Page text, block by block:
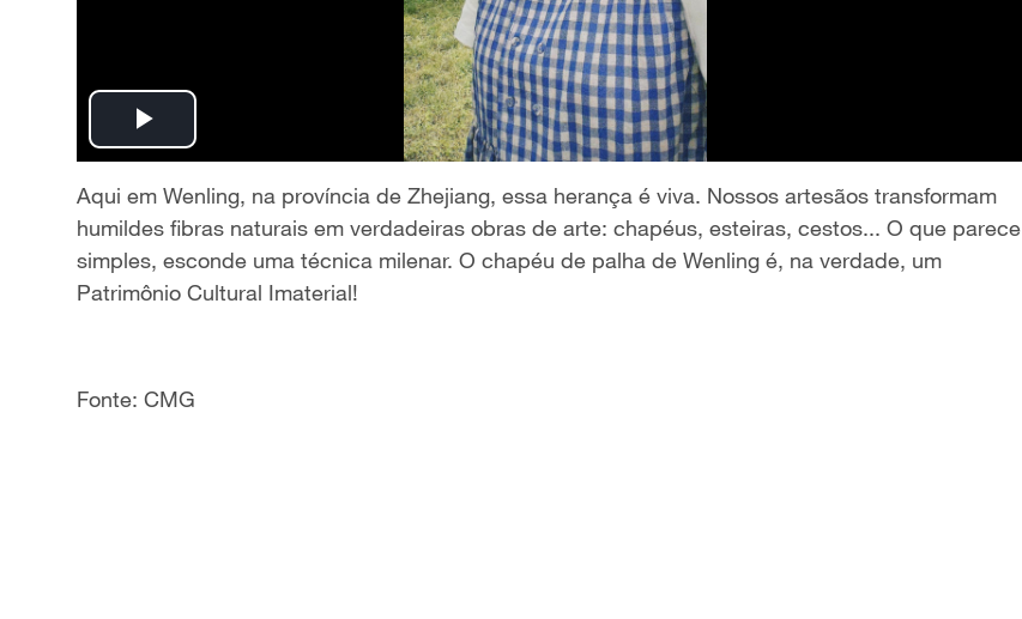
P
l
a
y
i
Aqui em Wenling, na província de Zhejiang, essa herança é viva. Nossos artesãos transformam
humildes fibras naturais em verdadeiras obras de arte: chapéus, esteiras, cestos... O que parece
simples, esconde uma técnica milenar. O chapéu de palha de Wenling é, na verdade, um
Patrimônio Cultural Imaterial!
Fonte: CMG